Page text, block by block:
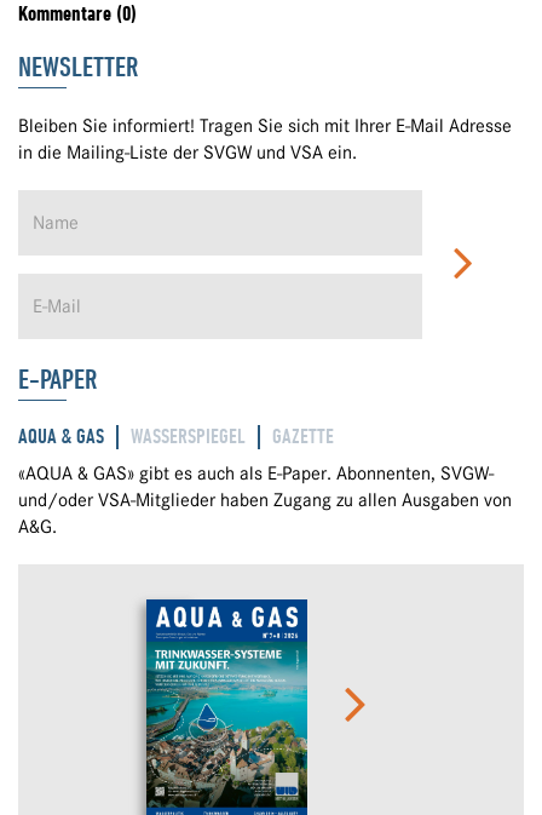
Kommentare (0)
NEWSLETTER
Bleiben Sie informiert! Tragen Sie sich mit Ihrer E-Mail Adresse
in die Mailing-Liste der SVGW und VSA ein.
E-PAPER
AQUA & GAS WASSERSPIEGEL GAZETTE
«AQUA & GAS» gibt es auch als E-Paper. Abonnenten, SVGW-
und/oder VSA-Mitglieder haben Zugang zu allen Ausgaben von
A&G.